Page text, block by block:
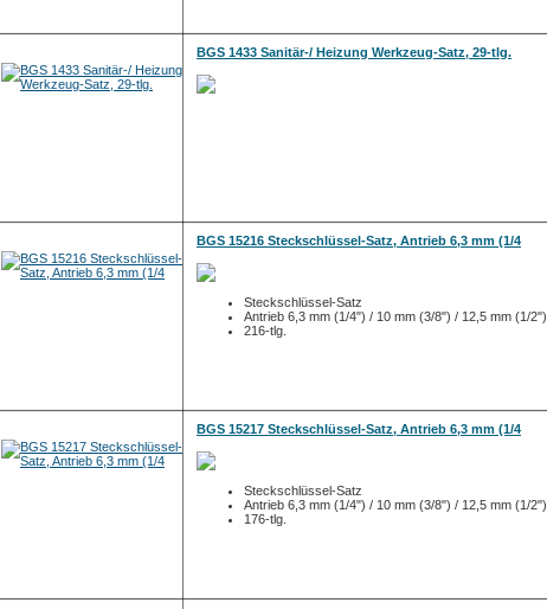
BGS 1433 Sanitär-/ Heizung Werkzeug-Satz, 29-tlg.
BGS 15216 Steckschlüssel-Satz, Antrieb 6,3 mm (1/4
Steckschlüssel-Satz
Antrieb 6,3 mm (1/4") / 10 mm (3/8") / 12,5 mm (1/2")
216-tlg.
BGS 15217 Steckschlüssel-Satz, Antrieb 6,3 mm (1/4
Steckschlüssel-Satz
Antrieb 6,3 mm (1/4") / 10 mm (3/8") / 12,5 mm (1/2")
176-tlg.